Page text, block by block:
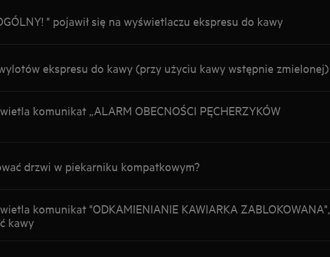
" pojawił się na wyświetlaczu ekspresu do kawy
ekspresu do kawy (przy użyciu kawy wstępnie zmielonej)
komunikat „ALARM OBECNOŚCI PĘCHERZYKÓW
drzwi w piekarniku kompatkowym?
komunikat "ODKAMIENIANIE KAWIARKA ZABLOKOWANA",
kawy